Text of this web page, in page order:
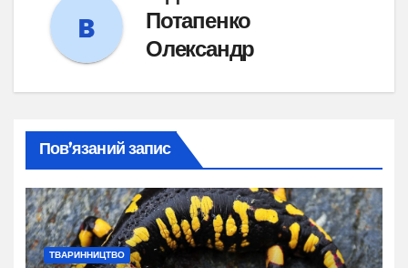
Потапенко
Олександр
Пов’язаний запис
ТВАРИННИЦТВО